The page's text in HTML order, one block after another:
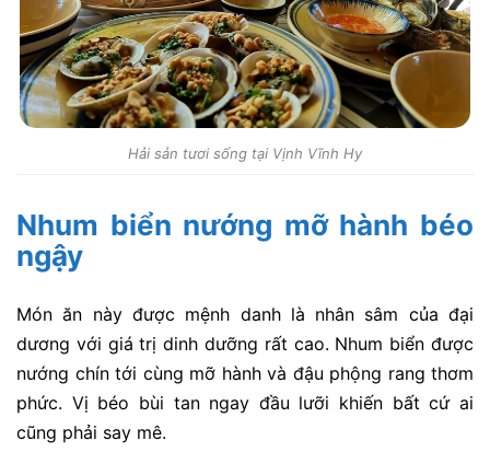
Hải sản tươi sống tại Vịnh Vĩnh Hy
Nhum biển nướng mỡ hành béo
ngậy
Món ăn này được mệnh danh là nhân sâm của đại
dương với giá trị dinh dưỡng rất cao. Nhum biển được
nướng chín tới cùng mỡ hành và đậu phộng rang thơm
phức. Vị béo bùi tan ngay đầu lưỡi khiến bất cứ ai
cũng phải say mê.